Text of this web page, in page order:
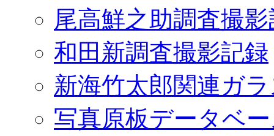
尾高鮮之助調査撮
和田新調査撮影記録
新海竹太郎関連ガ
写真原板データベ